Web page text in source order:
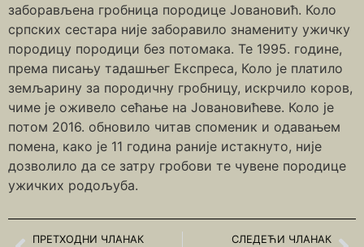
заборављена гробница породице Јовановић. Коло
српских сестара није заборавило знамениту ужичку
породицу породици без потомака. Те 1995. године,
према писању тадашњег Експреса, Коло је платило
земљарину за породичну гробницу, искрчило коров,
чиме је оживело сећање на Јовановићеве. Коло је
потом 2016. обновило читав споменик и одавањем
помена, како је 11 година раније истакнуто, није
дозволило да се затру гробови те чувене породице
ужичких родољуба.
ПРЕТХОДНИ ЧЛАНАК СЛЕДЕЋИ ЧЛАНАК